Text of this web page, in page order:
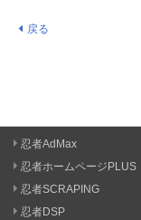
戻る
忍者AdMax
忍者ホームページPLUS
忍者SCRAPING
忍者DSP